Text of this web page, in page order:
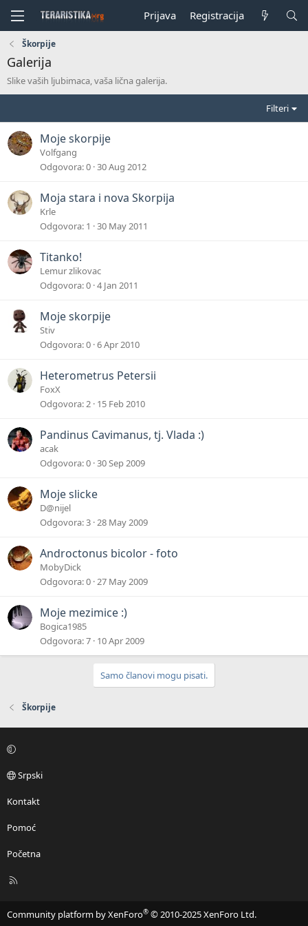
Prijava Registracija
Škorpije
Galerija
Slike vaših ljubimaca, vaša lična galerija.
Filteri
Moje skorpije
Volfgang
Odgovora 0 30 Aug 2012
Moja stara i nova Skorpija
Krle
Odgovora 1 30 May 2011
Titanko!
Lemur zlikovac
Odgovora 0 4 Jan 2011
Moje skorpije
Stiv
Odgovora 0 6 Apr 2010
Heterometrus Petersii
FoxX
Odgovora 2 15 Feb 2010
Pandinus Cavimanus, tj. Vlada :)
acak
Odgovora 0 30 Sep 2009
Moje slicke
D@nijel
Odgovora 3 28 May 2009
Androctonus bicolor - foto
MobyDick
Odgovora 0 27 May 2009
Moje mezimice :)
Bogica1985
Odgovora 7 10 Apr 2009
Samo članovi mogu pisati.
Škorpije
Srpski
Kontakt
Pomoć
Početna
R
Community platform by XenForo® © 2010-2025 XenForo Ltd.